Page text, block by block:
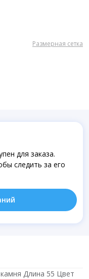
Размерная сетка
для заказа.
следить за его
Длина 55 Цвет